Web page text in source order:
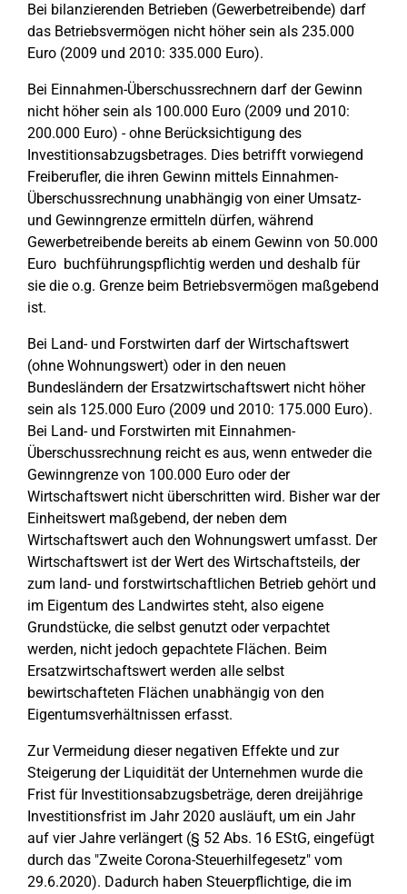
Bei bilanzierenden Betrieben (Gewerbetreibende) darf
das Betriebsvermögen nicht höher sein als 235.000
Euro (2009 und 2010: 335.000 Euro).
Bei Einnahmen-Überschussrechnern darf der Gewinn
nicht höher sein als 100.000 Euro (2009 und 2010:
200.000 Euro) - ohne Berücksichtigung des
Investitionsabzugsbetrages. Dies betrifft vorwiegend
Freiberufler, die ihren Gewinn mittels Einnahmen-
Überschussrechnung unabhängig von einer Umsatz-
und Gewinngrenze ermitteln dürfen, während
Gewerbetreibende bereits ab einem Gewinn von 50.000
Euro buchführungspflichtig werden und deshalb für
sie die o.g. Grenze beim Betriebsvermögen maßgebend
ist.
Bei Land- und Forstwirten darf der Wirtschaftswert
(ohne Wohnungswert) oder in den neuen
Bundesländern der Ersatzwirtschaftswert nicht höher
sein als 125.000 Euro (2009 und 2010: 175.000 Euro).
Bei Land- und Forstwirten mit Einnahmen-
Überschussrechnung reicht es aus, wenn entweder die
Gewinngrenze von 100.000 Euro oder der
Wirtschaftswert nicht überschritten wird. Bisher war der
Einheitswert maßgebend, der neben dem
Wirtschaftswert auch den Wohnungswert umfasst. Der
Wirtschaftswert ist der Wert des Wirtschaftsteils, der
zum land- und forstwirtschaftlichen Betrieb gehört und
im Eigentum des Landwirtes steht, also eigene
Grundstücke, die selbst genutzt oder verpachtet
werden, nicht jedoch gepachtete Flächen. Beim
Ersatzwirtschaftswert werden alle selbst
bewirtschafteten Flächen unabhängig von den
Eigentumsverhältnissen erfasst.
Zur Vermeidung dieser negativen Effekte und zur
Steigerung der Liquidität der Unternehmen wurde die
Frist für Investitionsabzugsbeträge, deren dreijährige
Investitionsfrist im Jahr 2020 ausläuft, um ein Jahr
auf vier Jahre verlängert (§ 52 Abs. 16 EStG, eingefügt
durch das "Zweite Corona-Steuerhilfegesetz" vom
29.6.2020). Dadurch haben Steuerpflichtige, die im